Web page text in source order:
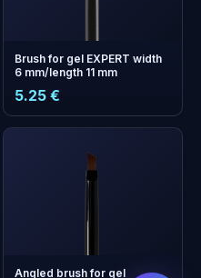
Brush for gel EXPERT width
6 mm/length 11 mm
5.25 €
Angled brush for gel